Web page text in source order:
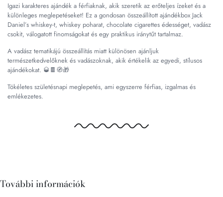
Igazi karakteres ajándék a férfiaknak, akik szeretik az erőteljes ízeket és a
különleges meglepetéseket! Ez a gondosan összeállított ajándékbox Jack
Daniel’s whiskey-t, whiskey poharat, chocolate cigarettes édességet, vadász
csokit, válogatott finomságokat és egy praktikus iránytűt tartalmaz.
A vadász tematikájú összeállítás miatt különösen ajánljuk
természetkedvelőknek és vadászoknak, akik értékelik az egyedi, stílusos
ajándékokat. 🥃🍫🧭🎁
Tökéletes születésnapi meglepetés, ami egyszerre férfias, izgalmas és
emlékezetes.
További információk